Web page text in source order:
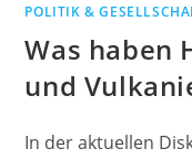
POLITIK &
Was haben
und
In der aktuellen